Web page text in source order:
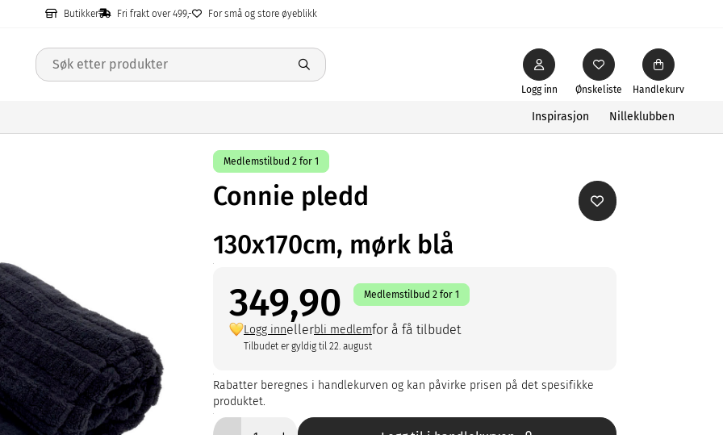
Butikker Fri frakt over 499,- For små og store øyeblikk
Ønskeliste
Logg inn Handlekurv
Inspirasjon Nilleklubben
Medlemstilbud 2 for 1
Connie pledd
130x170cm, mørk blå
349,90 Medlemstilbud 2 for 1
Logg innellerbli medlemfor å få tilbudet
Tilbudet er gyldig til 22. august
Rabatter beregnes i handlekurven og kan påvirke prisen på det spesifikke
produktet.